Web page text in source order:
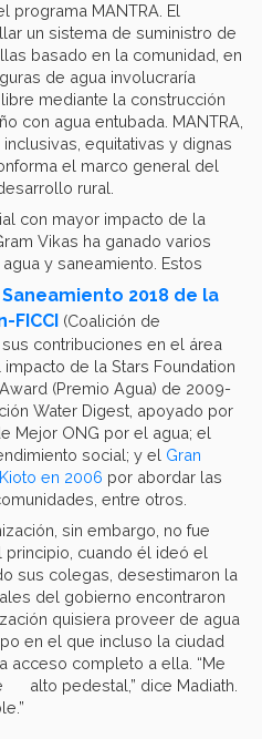
programa MANTRA. El
un sistema de suministro de
basado en la comunidad, en
de agua involucraría
mediante la construcción
con agua entubada. MANTRA,
equitativas y dignas
el marco general del
rural.
con mayor impacto de la
Vikas ha ganado varios
y saneamiento. Estos
2018 de la
FICCI (Coalición de
contribuciones en el área
de la Stars Foundation
(Premio Agua) de 2009-
Water Digest, apoyado por
Mejor ONG por el agua; el
social; y el Gran
en 2006 por abordar las
entre otros.
sin embargo, no fue
principio, cuando él ideó el
sus colegas, desestimaron la
del gobierno encontraron
quisiera proveer de agua
en el que incluso la ciudad
acceso completo a ella. “Me
alto pedestal,” dice Madiath.